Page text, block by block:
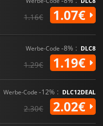
1.16€ 1.07€
Werbe-Code -8% : DLC8
1.29€ 1.19€
Werbe-Code -12% : DLC12DEAL
2.30€ 2.02€